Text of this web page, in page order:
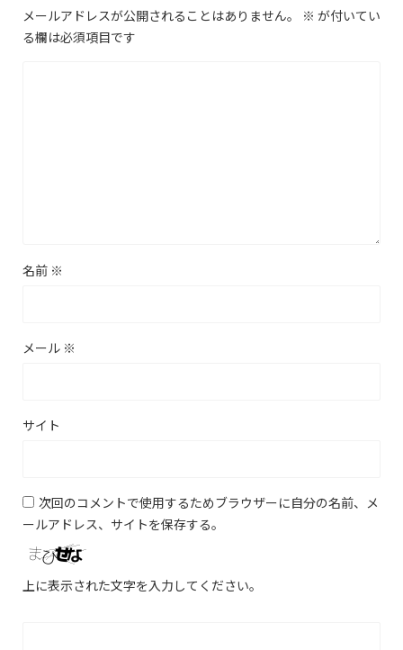
メールアドレスが公開されることはありません。 ※ が付いてい
る欄は必須項目です
名前 ※
メール ※
サイト
次回のコメントで使用するためブラウザーに自分の名前、メ
ールアドレス、サイトを保存する。
上に表示された文字を入力してください。